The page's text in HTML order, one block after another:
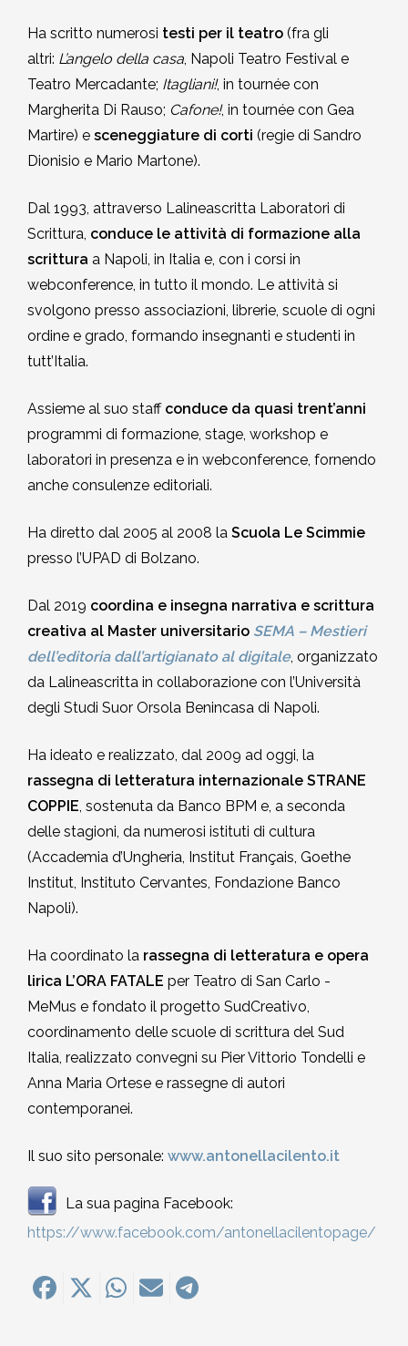
Ha scritto numerosi testi per il teatro (fra gli
altri: L’angelo della casa, Napoli Teatro Festival e
Teatro Mercadante; Itagliani!, in tournée con
Margherita Di Rauso; Cafone!, in tournée con Gea
Martire) e sceneggiature di corti (regie di Sandro
Dionisio e Mario Martone).
Dal 1993, attraverso Lalineascritta Laboratori di
Scrittura, conduce le attività di formazione alla
scrittura a Napoli, in Italia e, con i corsi in
webconference, in tutto il mondo. Le attività si
svolgono presso associazioni, librerie, scuole di ogni
ordine e grado, formando insegnanti e studenti in
tutt’Italia.
Assieme al suo staff conduce da quasi trent’anni
programmi di formazione, stage, workshop e
laboratori in presenza e in webconference, fornendo
anche consulenze editoriali.
Ha diretto dal 2005 al 2008 la Scuola Le Scimmie
presso l’UPAD di Bolzano.
Dal 2019 coordina e insegna narrativa e scrittura
creativa al Master universitario SEMA – Mestieri
dell’editoria dall’artigianato al digitale, organizzato
da Lalineascritta in collaborazione con l’Università
degli Studi Suor Orsola Benincasa di Napoli.
Ha ideato e realizzato, dal 2009 ad oggi, la
rassegna di letteratura internazionale STRANE
COPPIE, sostenuta da Banco BPM e, a seconda
delle stagioni, da numerosi istituti di cultura
(Accademia d’Ungheria, Institut Français, Goethe
Institut, Instituto Cervantes, Fondazione Banco
Napoli).
Ha coordinato la rassegna di letteratura e opera
lirica L’ORA FATALE per Teatro di San Carlo -
MeMus e fondato il progetto SudCreativo,
coordinamento delle scuole di scrittura del Sud
Italia, realizzato convegni su Pier Vittorio Tondelli e
Anna Maria Ortese e rassegne di autori
contemporanei.
Il suo sito personale: www.antonellacilento.it
La sua pagina Facebook:
https://www.facebook.com/antonellacilentopage/